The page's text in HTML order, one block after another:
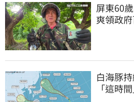
屏東60
爽領政
白海豚
「這時